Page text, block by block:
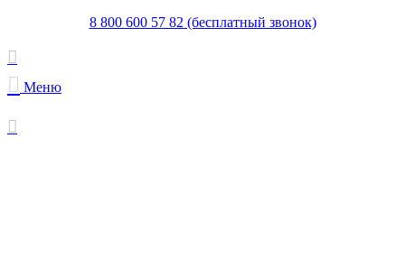
8 800 600 57 82 (бесплатный звонок)
Меню